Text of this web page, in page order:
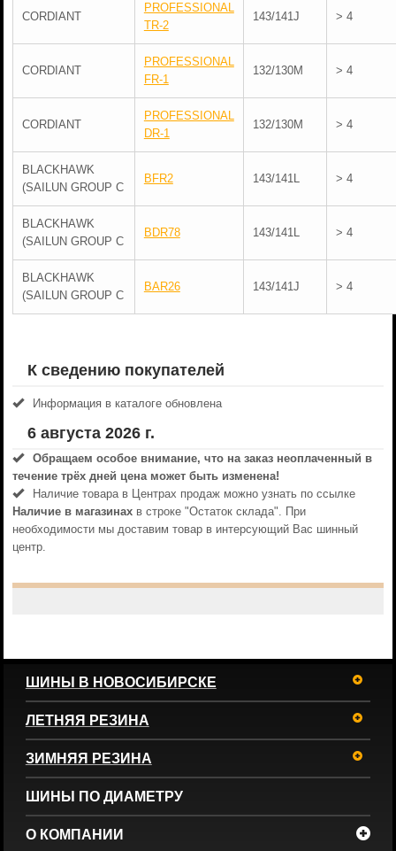
CORDIANT
PROFESSIONAL
TR-2
143/141J > 4
CORDIANT
PROFESSIONAL
FR-1
132/130M > 4
CORDIANT
PROFESSIONAL
DR-1
132/130M > 4
BLACKHAWK
(SAILUN GROUP C
BFR2 143/141L > 4
BLACKHAWK
(SAILUN GROUP C
BDR78 143/141L > 4
BLACKHAWK
(SAILUN GROUP C
BAR26 143/141J > 4
К сведению покупателей
Информация в каталоге обновлена
6 августа 2026 г.
Обращаем особое внимание, что на заказ неоплаченный в
течениe трёх дней цена может быть изменена!
Наличие товара в Центрах продаж можно узнать по ссылке
Наличие в магазинахв строке "Остаток склада". При
необходимости мы доставим товар в интерсующий Вас шинный
центр.
ШИНЫ В НОВОСИБИРСКЕ
ЛЕТНЯЯ РЕЗИНА
ЗИМНЯЯ РЕЗИНА
ШИНЫ ПО ДИАМЕТРУ
О КОМПАНИИ